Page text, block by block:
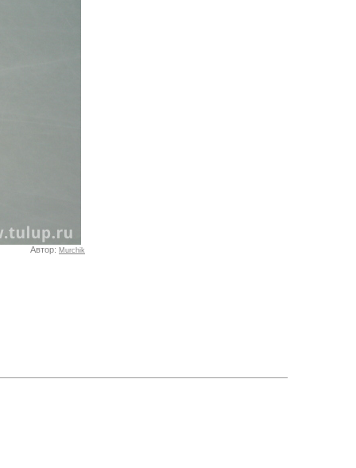
Автор: Murchik